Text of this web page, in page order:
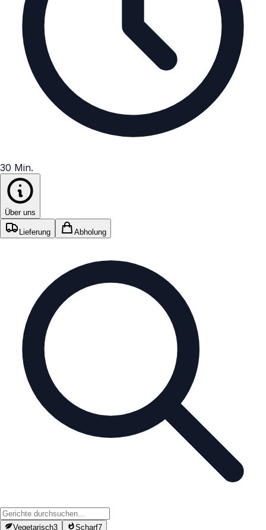
30 Min.
Über uns
Lieferung Abholung
Vegetarisch3 Scharf7